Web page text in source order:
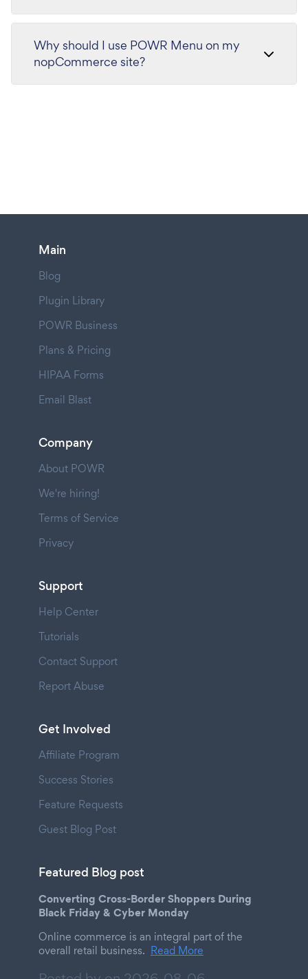
Why should I use POWR Menu on my
nopCommerce site?
Main
Blog
Plugin Library
POWR Business
Plans & Pricing
HIPAA Forms
Email Blast
Company
About POWR
We're hiring!
Terms of Service
Privacy
Support
Help Center
Tutorials
Contact Support
Report Abuse
Get Involved
Affiliate Program
Success Stories
Feature Requests
Guest Blog Post
Featured Blog post
Converting Cross-Border Shoppers During
Black Friday & Cyber Monday
Online commerce is an integral part of the
overall retail business. Read More